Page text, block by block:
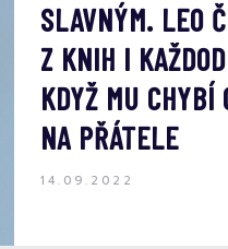
SLAVNÝM. LEO
Z KNIH I
KDYŽ MU
NA PŘÁTELE
14.09.2022